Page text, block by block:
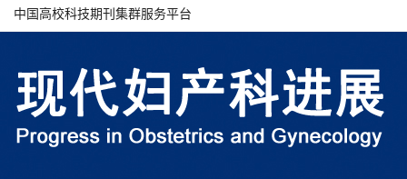
中国高校科技期刊集群服务平台